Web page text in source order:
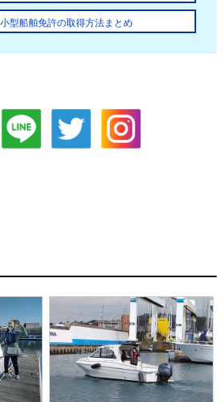
型船舶免許の取得方法まとめ